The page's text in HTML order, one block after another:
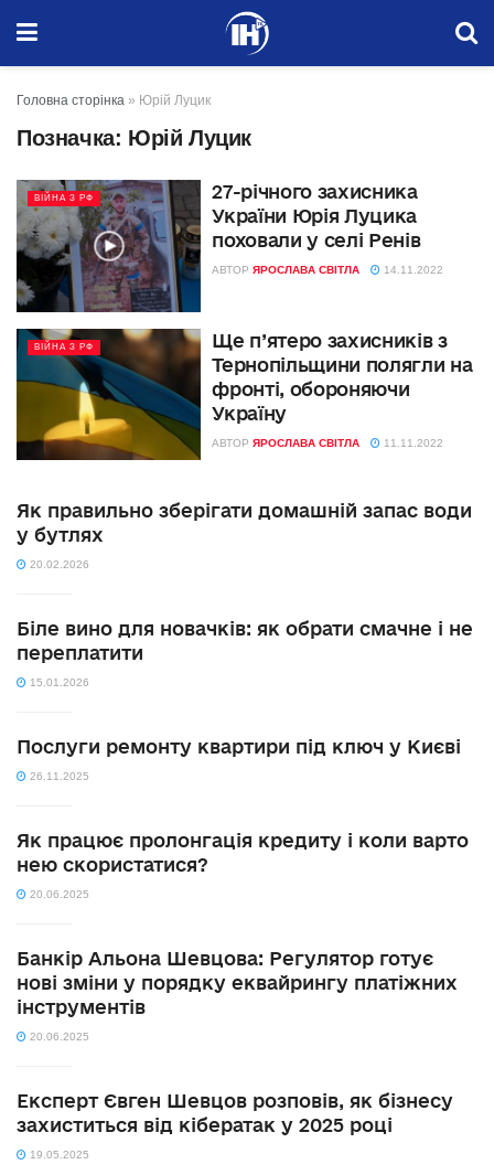
Головна сторінка » Юрій Луцик
Позначка: Юрій Луцик
ВІЙНА З РФ
27-річного захисника
України Юрія Луцика
поховали у селі Ренів
АВТОР ЯРОСЛАВА СВІТЛА 14.11.2022
ВІЙНА З РФ
Ще п’ятеро захисників з
Тернопільщини полягли на
фронті, обороняючи
Україну
АВТОР ЯРОСЛАВА СВІТЛА 11.11.2022
Як правильно зберігати домашній запас води
у бутлях
20.02.2026
Біле вино для новачків: як обрати смачне і не
переплатити
15.01.2026
Послуги ремонту квартири під ключ у Києві
26.11.2025
Як працює пролонгація кредиту і коли варто
нею скористатися?
20.06.2025
Банкір Альона Шевцова: Регулятор готує
нові зміни у порядку еквайрингу платіжних
інструментів
20.06.2025
Експерт Євген Шевцов розповів, як бізнесу
захиститься від кібератак у 2025 році
19.05.2025